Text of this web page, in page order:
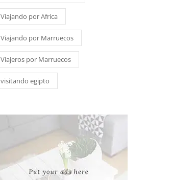
Viajando por Africa
Viajando por Marruecos
Viajeros por Marruecos
visitando egipto